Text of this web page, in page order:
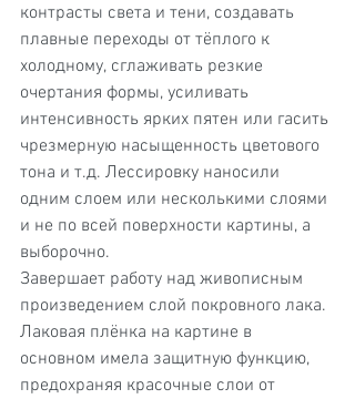
контрасты света и тени, создавать
плавные переходы от тёплого к
холодному, сглаживать резкие
очертания формы, усиливать
интенсивность ярких пятен или гасить
чрезмерную насыщенность цветового
тона и т.д. Лессировку наносили
одним слоем или несколькими слоями
и не по всей поверхности картины, а
выборочно.
Завершает работу над живописным
произведением слой покровного лака.
Лаковая плёнка на картине в
основном имела защитную функцию,
предохраняя красочные слои от